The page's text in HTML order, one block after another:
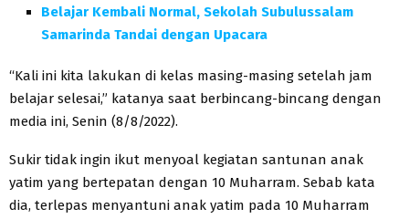
Belajar Kembali Normal, Sekolah Subulussalam
Samarinda Tandai dengan Upacara
“Kali ini kita lakukan di kelas masing-masing setelah jam
belajar selesai,” katanya saat berbincang-bincang dengan
media ini, Senin (8/8/2022).
Sukir tidak ingin ikut menyoal kegiatan santunan anak
yatim yang bertepatan dengan 10 Muharram. Sebab kata
dia, terlepas menyantuni anak yatim pada 10 Muharram